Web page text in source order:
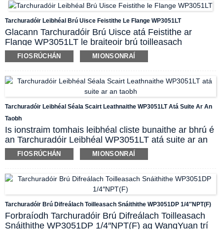
bhosca acomhal láidir. Déanann páirteanna
ardchaighdeáin den tithíocht, comhpháirteanna
leictreonacha agus braite réiteach foirfe de
WP3051TG d'fheidhmchláir rialaithe próisis
ardchaighdeáin. Is féidir le lúibín gléasta balla/píopa
L-chruthach agus gabhálais eile feidhmíocht an táirge
a fheabhsú tuilleadh.
Tarchuradóir Leibhéal Brú Uisce Feistithe Le Flange WP3051LT
Glacann Tarchuradóir Brú Uisce atá Feistithe ar
Flange WP3051LT le braiteoir brú toilleasach
difreálach a dhéanann tomhas cruinn brú d'uisce
agus leachtanna eile i réimse coimeádán. Úsáidtear
teagmháil dhíreach a dhéanamh leis an tarchuradóir
brú difreálach, dá bhrí sin tá sé oiriúnach go háirithe
do thomhas leibhéal, brú agus dlúis meán speisialta
(teocht ard, macra-slaodacht, criostalaithe éasca,
deasctha éasca, creimeadh láidir) i gcoimeádáin
oscailte nó séalaithe.
Tá cineál simplí agus cineál iontrála sa tarchuradóir
brú uisce WP3051LT. Tá 3” agus 4” ag an bhflange
gléasta de réir chaighdeán ANSI, sonraíochtaí do 150
GB9116-88. Má tá aon riachtanas speisialta ag an
úsáideoir, déan teagmháil linn.
FIOSRÚCHÁN MIONSONRAÍ
Tarchuradóir Leibhéal Séala Scairt Leathnaithe WP3051LT Atá Suite Ar An
Taobh
Is ionstraim tomhais leibhéal cliste bunaithe ar bhrú é
an Tarchuradóir Leibhéal WP3051LT atá suite ar an
taobh le haghaidh coimeádán próisis
neamhshéalaithe ag baint úsáide as prionsabal an
shuiteáil ar thaobh an umair stórála trí nasc flanse.
Úsáideann an chuid fhliuch séala scairt chun cosc ​​a
chur ar mheán próisis ionsaitheach damáiste a
dhéanamh don eilimint braite. Dá bhrí sin, tá dearadh
an táirge oiriúnach go háirithe do thomhas brú nó
leibhéal meán speisialta a léiríonn teocht ard,
FIOSRÚCHÁN MIONSONRAÍ
Tarchuradóir Brú Difreálach Toilleasach Snáithithe WP3051DP 1/4″NPT(F)
Forbraíodh Tarchuradóir Brú Difreálach Toilleasach
Snáithithe WP3051DP 1/4″NPT(F) ag WangYuan trí